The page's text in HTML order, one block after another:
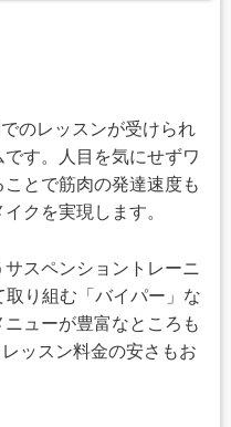
のレッスンが受けられ
す。人目を気にせずワ
とで筋肉の発達速度も
クを実現します。
スペンショントレーニ
り組む「バイパー」な
ューが豊富なところも
ッスン料金の安さもお